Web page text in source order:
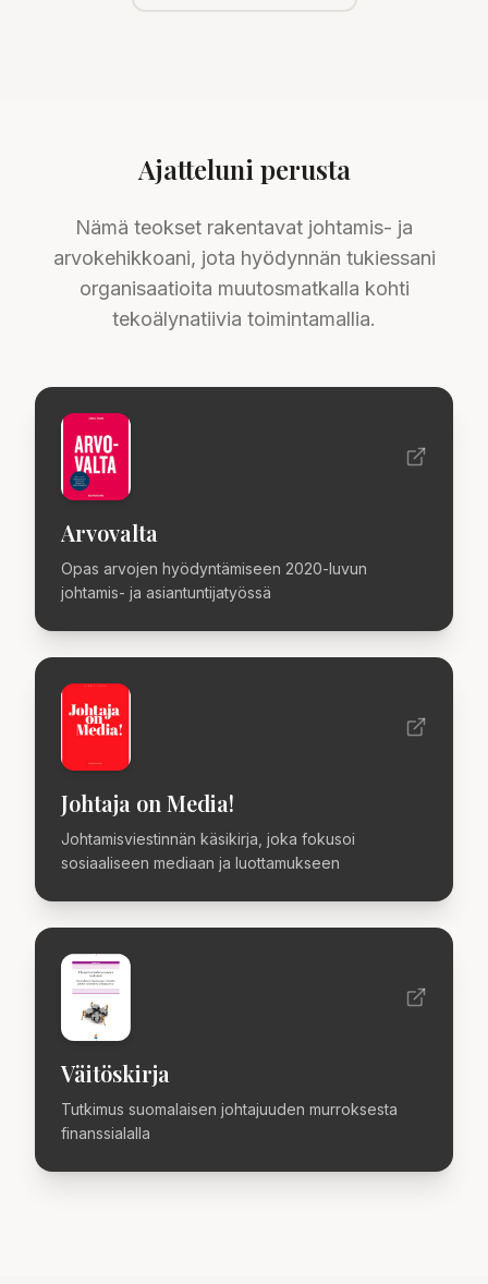
Ajatteluni perusta
Nämä teokset rakentavat johtamis- ja
arvokehikkoani, jota hyödynnän tukiessani
organisaatioita muutosmatkalla kohti
tekoälynatiivia toimintamallia.
Arvovalta
Opas arvojen hyödyntämiseen 2020-luvun
johtamis- ja asiantuntijatyössä
Johtaja on Media!
Johtamisviestinnän käsikirja, joka fokusoi
sosiaaliseen mediaan ja luottamukseen
Väitöskirja
Tutkimus suomalaisen johtajuuden murroksesta
finanssialalla